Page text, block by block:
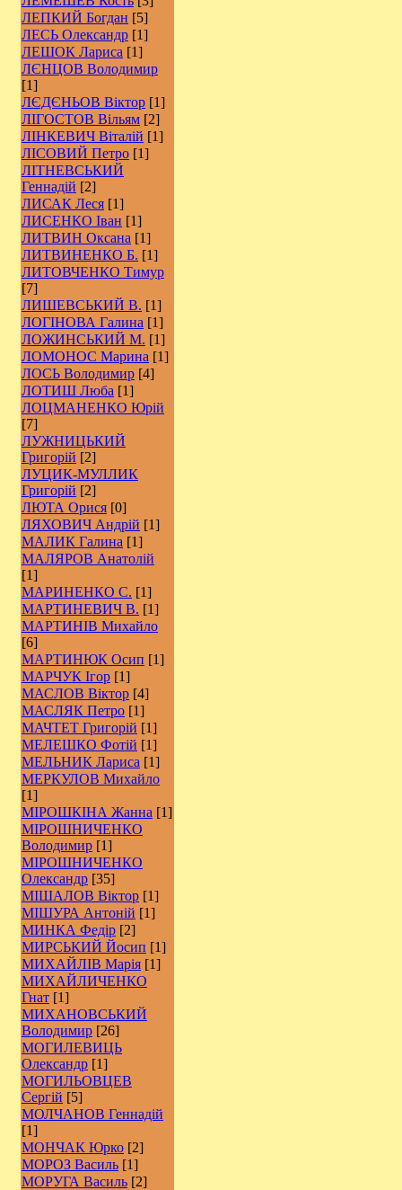
ЛЕПКИЙ Богдан [5]
ЛЕСЬ Олександр [1]
ЛЕШОК Лариса [1]
ЛЄНЦОВ Володимир
[1]
ЛЄДЄНЬОВ Віктор [1]
ЛІГОСТОВ Вільям [2]
ЛІНКЕВИЧ Віталій [1]
ЛІСОВИЙ Петро [1]
ЛІТНЕВСЬКИЙ
Геннадій [2]
ЛИСАК Леся [1]
ЛИСЕНКО Іван [1]
ЛИТВИН Оксана [1]
ЛИТВИНЕНКО Б. [1]
ЛИТОВЧЕНКО Тимур
[7]
ЛИШЕВСЬКИЙ В. [1]
ЛОГІНОВА Галина [1]
ЛОЖИНСЬКИЙ М. [1]
ЛОМОНОС Марина [1]
ЛОСЬ Володимир [4]
ЛОТИШ Люба [1]
ЛОЦМАНЕНКО Юрій
[7]
ЛУЖНИЦЬКИЙ
Григорій [2]
ЛУЦИК-МУЛЛИК
Григорій [2]
ЛЮТА Орися [0]
ЛЯХОВИЧ Андрій [1]
МАЛИК Галина [1]
МАЛЯРОВ Анатолій
[1]
МАРИНЕНКО С. [1]
МАРТИНЕВИЧ В. [1]
МАРТИНІВ Михайло
[6]
МАРТИНЮК Осип [1]
МАРЧУК Ігор [1]
МАСЛОВ Віктор [4]
МАСЛЯК Петро [1]
МАЧТЕТ Григорій [1]
МЕЛЕШКО Фотій [1]
МЕЛЬНИК Лариса [1]
МЕРКУЛОВ Михайло
[1]
МІРОШКІНА Жанна [1]
МІРОШНИЧЕНКО
Володимир [1]
МІРОШНИЧЕНКО
Олександр [35]
МІШАЛОВ Віктор [1]
МІШУРА Антоній [1]
МИНКА Федір [2]
МИРСЬКИЙ Йосип [1]
МИХАЙЛІВ Марія [1]
МИХАЙЛИЧЕНКО
Гнат [1]
МИХАНОВСЬКИЙ
Володимир [26]
МОГИЛЕВИЦЬ
Олександр [1]
МОГИЛЬОВЦЕВ
Сергій [5]
МОЛЧАНОВ Геннадій
[1]
МОНЧАК Юрко [2]
МОРОЗ Василь [1]
МОРУГА Василь [2]